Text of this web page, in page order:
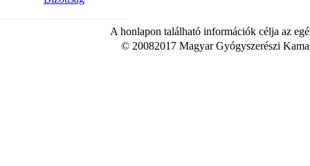
A honlapon található információk célja az
© 20082017 Magyar Gyógyszerészi